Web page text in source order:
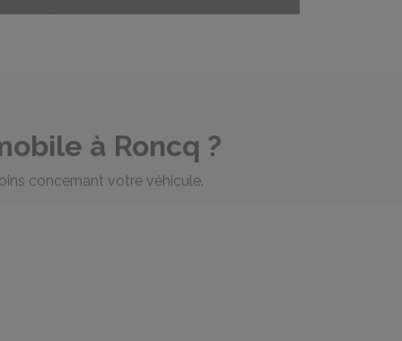
à Roncq ?
concernant votre véhicule.